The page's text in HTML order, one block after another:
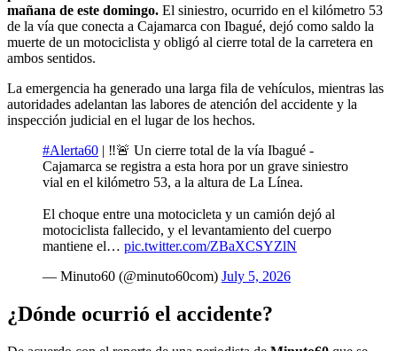
mañana de este domingo. El siniestro, ocurrido en el kilómetro 53
de la vía que conecta a Cajamarca con Ibagué, dejó como saldo la
muerte de un motociclista y obligó al cierre total de la carretera en
ambos sentidos.
La emergencia ha generado una larga fila de vehículos, mientras las
autoridades adelantan las labores de atención del accidente y la
inspección judicial en el lugar de los hechos.
#Alerta60 | ‼️🚨 Un cierre total de la vía Ibagué -
Cajamarca se registra a esta hora por un grave siniestro
vial en el kilómetro 53, a la altura de La Línea.
El choque entre una motocicleta y un camión dejó al
motociclista fallecido, y el levantamiento del cuerpo
mantiene el… pic.twitter.com/ZBaXCSYZlN
— Minuto60 (@minuto60com) July 5, 2026
¿Dónde ocurrió el accidente?